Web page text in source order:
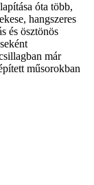
óta több,
hangszeres
és ösztönös
már
műsorokban